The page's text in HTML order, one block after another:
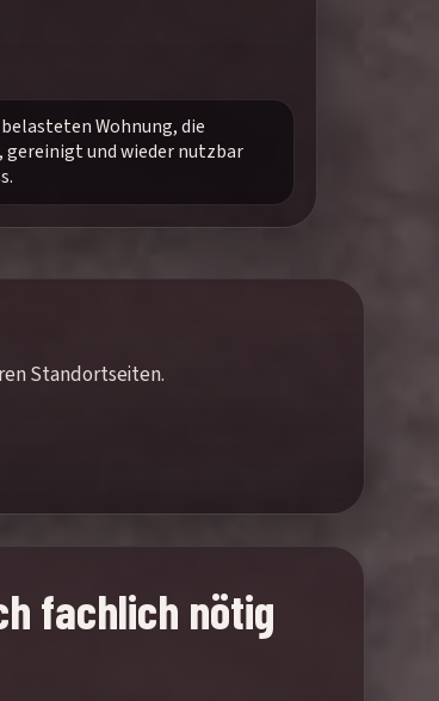
Wohnung, die
und wieder nutzbar
Standortseiten.
fachlich nötig